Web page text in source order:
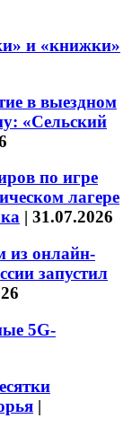
и «книжки»
в выездном
«Сельский
по игре
лагере
| 31.07.2026
из онлайн-
запустил
5G-
|